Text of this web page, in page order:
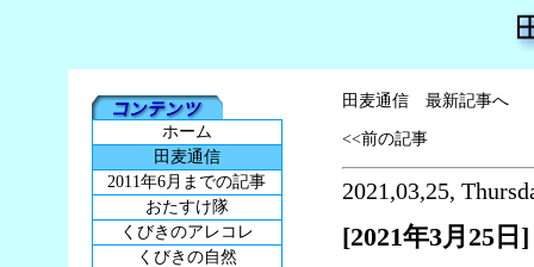
ホーム
田麦通信
2011年6月までの記事
おたすけ隊
くびきのアレコレ
くびきの自然
田麦通信 最新記事へ
<<前の記事
2021,03,25,
[2021年3月25日]